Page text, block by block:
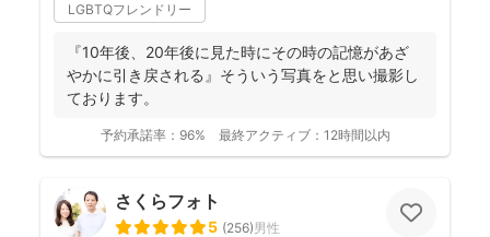
LGBTQフレンドリー
『10年後、20年後に見た時にその時の記憶があざ
やかに引き戻される』そういう写真をと思い撮影し
ております。
予約承諾率： 96% 最終アクティブ： 12時間以内
さくらフォト
5 (256)男性